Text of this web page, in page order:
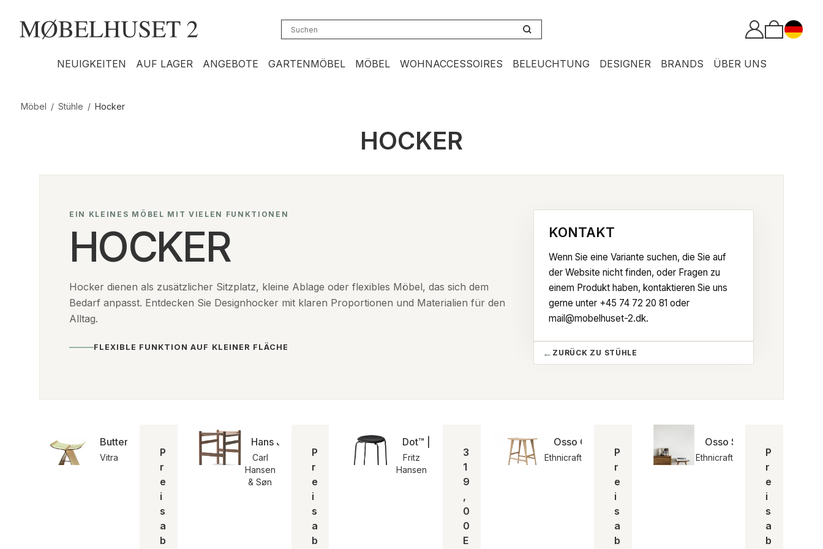
NEUIGKEITEN AUF LAGER ANGEBOTE GARTENMÖBEL MÖBEL WOHNACCESSOIRES BELEUCHTUNG DESIGNER BRANDS ÜBER UNS
Möbel / Stühle / Hocker
HOCKER
EIN KLEINES MÖBEL MIT VIELEN FUNKTIONEN
HOCKER
Hocker dienen als zusätzlicher Sitzplatz, kleine Ablage oder flexibles Möbel, das sich dem
Bedarf anpasst. Entdecken Sie Designhocker mit klaren Proportionen und Materialien für den
Alltag.
FLEXIBLE FUNKTION AUF KLEINER FLÄCHE
KONTAKT
Wenn Sie eine Variante suchen, die Sie auf
der Website nicht finden, oder Fragen zu
einem Produkt haben, kontaktieren Sie uns
gerne unter +45 74 72 20 81 oder
mail@mobelhuset-2.dk.
ZURÜCK ZU STÜHLE
Butterfly Stool
Vitra
P
r
e
i
s
a
b
Hans J. Wegner | CH53 I Eiche
Carl
Hansen
& Søn
P
r
e
i
s
a
b
Dot™ | Fritz Hansen
Fritz
Hansen
3
1
9
,
0
0
E
Osso Counter Stool | Ethnicraft
Ethnicraft
P
r
e
i
s
a
b
Osso Stool | Ethnicraft
Ethnicraft
P
r
e
i
s
a
b